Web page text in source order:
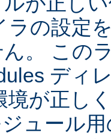
ラの設定
。 この
ディ
境が正し
ュール